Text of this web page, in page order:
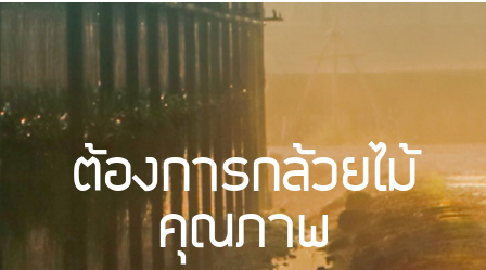
ต้องการกล้วยไม้
คุณภาพ